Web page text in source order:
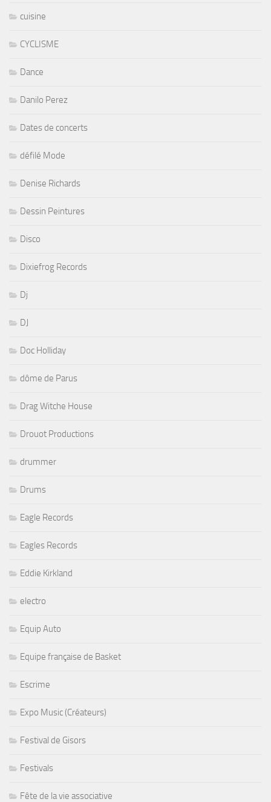
cuisine
CYCLISME
Dance
Danilo Perez
Dates de concerts
défilé Mode
Denise Richards
Dessin Peintures
Disco
Dixiefrog Records
Dj
DJ
Doc Holliday
dôme de Parus
Drag Witche House
Drouot Productions
drummer
Drums
Eagle Records
Eagles Records
Eddie Kirkland
electro
Equip Auto
Equipe française de Basket
Escrime
Expo Music (Créateurs)
Festival de Gisors
Festivals
Fête de la vie associative